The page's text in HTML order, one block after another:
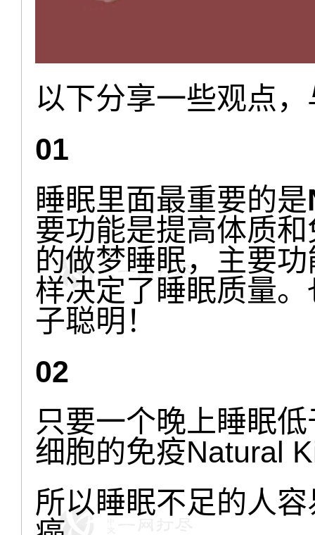
以下分享一些观点
01
睡眠里面最重要的是
要功能是提高体质
的做梦睡眠，主要
样决定了睡眠质量
子聪明！
02
只要一个晚上睡眠
细胞的免疫Natural
所以睡眠不足的人